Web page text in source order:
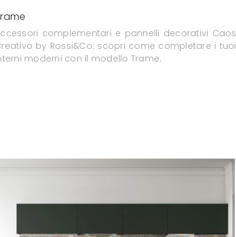
complementari e pannelli decorativi Caos
by Rossi&Co: scopri come completare i tuoi
moderni con il modello Trame.